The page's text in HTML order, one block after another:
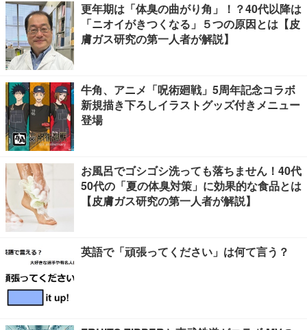
更年期は「体臭の曲がり角」！？40代以降は
「ニオイがきつくなる」５つの原因とは【皮
膚ガス研究の第一人者が解説】
牛角、アニメ「呪術廻戦」5周年記念コラボ
新規描き下ろしイラストグッズ付きメニュー
登場
お風呂でゴシゴシ洗っても落ちません！40代
50代の「夏の体臭対策」に効果的な食品とは
【皮膚ガス研究の第一人者が解説】
英語で「頑張ってください」は何て言う？